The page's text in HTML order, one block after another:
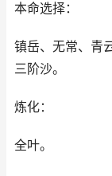
本命选择：
镇岳、无常、青
三阶沙。
炼化：
全叶。